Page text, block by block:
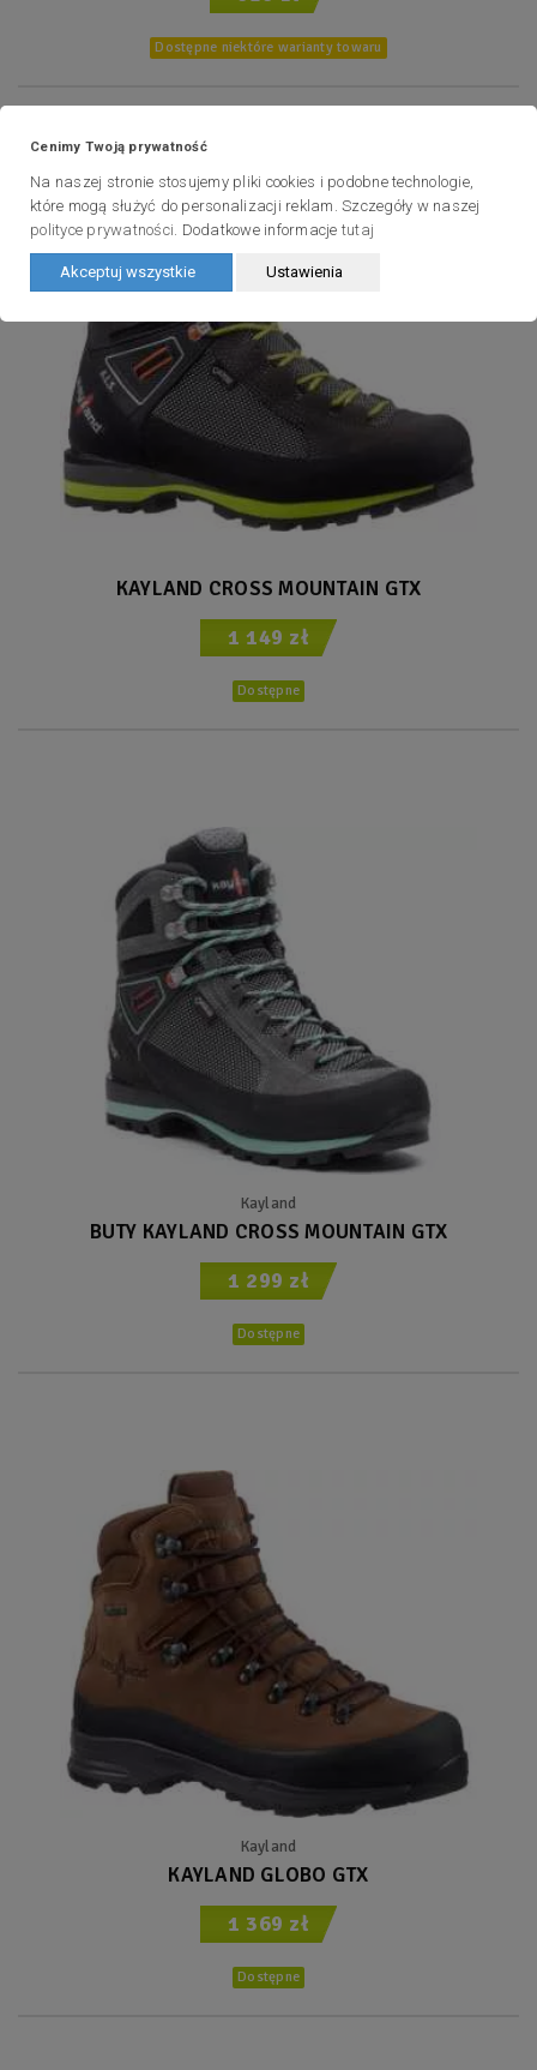
Dostępne niektóre warianty towaru
KAYLAND CROSS MOUNTAIN GTX
1 149 zł
Dostępne
Kayland
BUTY KAYLAND CROSS MOUNTAIN GTX
1 299 zł
Dostępne
Kayland
KAYLAND GLOBO GTX
1 369 zł
Dostępne
Cenimy Twoją prywatność
Na naszej stronie stosujemy pliki cookies i podobne technologie,
które mogą służyć do personalizacji reklam. Szczegóły w naszej
polityce prywatności. Dodatkowe informacje tutaj
Akceptuj wszystkie Ustawienia